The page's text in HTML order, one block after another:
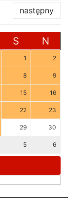
następny
S N
1 2
8 9
15 16
22 23
29 30
5 6